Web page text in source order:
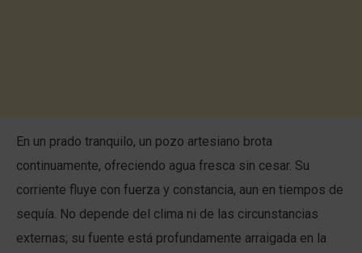
En un prado tranquilo, un pozo artesiano brota
continuamente, ofreciendo agua fresca sin cesar. Su
corriente fluye con fuerza y constancia, aun en tiempos de
sequía. No depende del clima ni de las circunstancias
externas; su fuente está profundamente arraigada en la